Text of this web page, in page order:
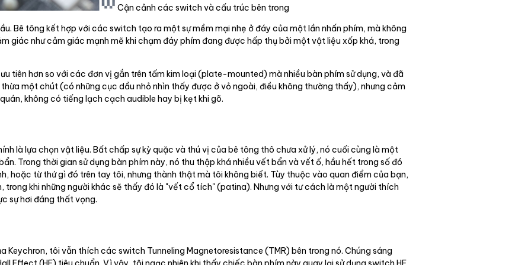
Cận cảnh các switch và cấu trúc bên trong
Bê tông kết hợp với các switch tạo ra một sự mềm mại nhẹ ở đáy của một lần nhấn phím, mà không
giác như cảm giác mạnh mẽ khi chạm đáy phím đang được hấp thụ bởi một vật liệu xốp khá, trong
tiên hơn so với các đơn vị gắn trên tấm kim loại (plate-mounted) mà nhiều bàn phím sử dụng, và đã
một chút (có những cục dầu nhỏ nhìn thấy được ở vỏ ngoài, điều không thường thấy), nhưng cảm
không có tiếng lạch cạch audible hay bị kẹt khi gõ.
là lựa chọn vật liệu. Bất chấp sự kỳ quặc và thú vị của bê tông thô chưa xử lý, nó cuối cùng là một
Trong thời gian sử dụng bàn phím này, nó thu thập khá nhiều vết bẩn và vết ố, hầu hết trong số đó
hoặc từ thứ gì đó trên tay tôi, nhưng thành thật mà tôi không biết. Tùy thuộc vào quan điểm của bạn,
khi những người khác sẽ thấy đó là "vết cổ tích" (patina). Nhưng với tư cách là một người thích
sự hơi đáng thất vọng.
tôi vẫn thích các switch Tunneling Magnetoresistance (TMR) bên trong nó. Chúng sáng